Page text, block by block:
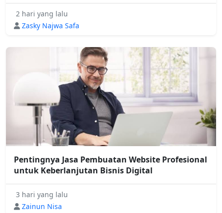
2 hari yang lalu
Zasky Najwa Safa
Pentingnya Jasa Pembuatan Website Profesional
untuk Keberlanjutan Bisnis Digital
3 hari yang lalu
Zainun Nisa